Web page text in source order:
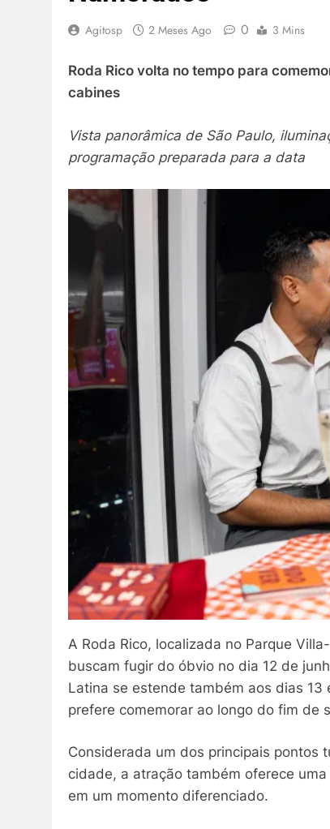
Agitosp 2 Meses Ago 0 3 Mins
Roda Rico volta no tempo para
cabines
Vista panorâmica de São Paulo,
programação preparada para a data
A Roda Rico, localizada no Parque
buscam fugir do óbvio no dia 12 de
Latina se estende também aos dias
prefere comemorar ao longo do fim de
Considerada um dos principais pontos
cidade, a atração também oferece
em um momento diferenciado.